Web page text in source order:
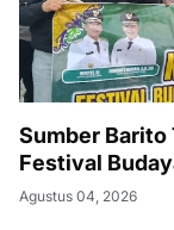
Sumber Barito
Festival
Agustus 04, 2026